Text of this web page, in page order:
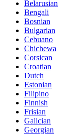
Belarusian
Bengali
Bosnian
Bulgarian
Cebuano
Chichewa
Corsican
Croatian
Dutch
Estonian
Filipino
Finnish
Frisian
Galician
Georgian